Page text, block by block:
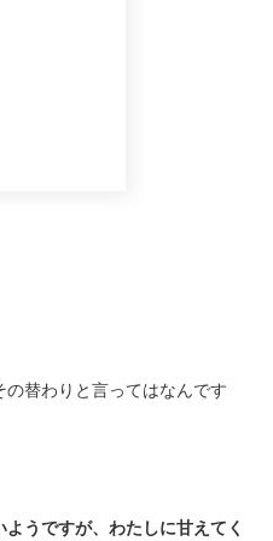
替わりと言ってはなんです
うですが、わたしに甘えてく